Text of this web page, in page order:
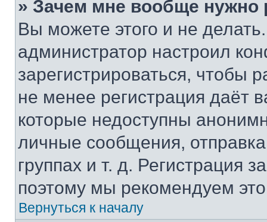
» Зачем мне вообще нужно
Вы можете этого и не
администратор настроил
зарегистрироваться, чтобы
не менее регистрация даёт
которые недоступны
личные сообщения,
группах и т. д. Регистрация
поэтому мы рекомендуем
Вернуться к началу